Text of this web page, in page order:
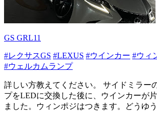
GS GRL11
#レクサスGS #LEXUS #ウインカー #ウィ
#ウェルカムランプ
詳しい方教えてください。 サイドミラー
プをLEDに交換した後に、ウインカーが
ました。ウィンポジはつきます。どうゆ